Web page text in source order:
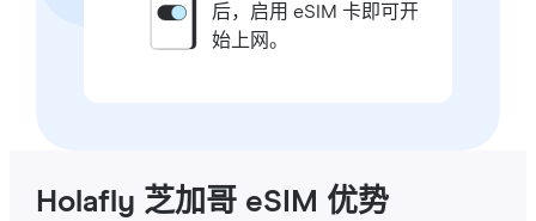
后，启用 eSIM 卡即可开
始上网。
Holafly 芝加哥 eSIM 优势